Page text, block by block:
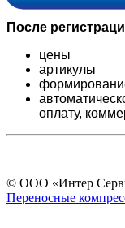
После
цены
артикулы
оплату,
© ООО «Интер
Переносные